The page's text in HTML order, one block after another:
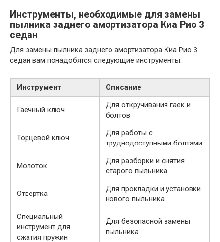
Инструменты, необходимые для замены
пылника заднего амортизатора Киа Рио 3
седан
Для замены пылника заднего амортизатора Киа Рио 3
седан вам понадобятся следующие инструменты:
Инструмент Описание
Гаечный ключ
Для откручивания гаек и
болтов
Торцевой ключ
Для работы с
труднодоступными болтами
Молоток
Для разборки и снятия
старого пыльника
Отвертка
Для прокладки и установки
нового пыльника
Специальный
инструмент для
сжатия пружин
Для безопасной замены
пыльника